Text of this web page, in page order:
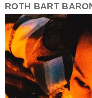
ROTH BART